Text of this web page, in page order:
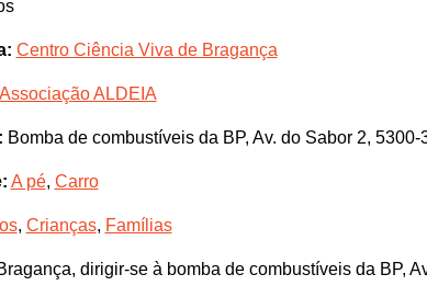
Centro Ciência Viva de Bragança
Associação ALDEIA
Bomba de combustíveis da BP, Av. do Sabor 2,
A pé, Carro
, Crianças, Famílias
dirigir-se à bomba de combustíveis da BP,